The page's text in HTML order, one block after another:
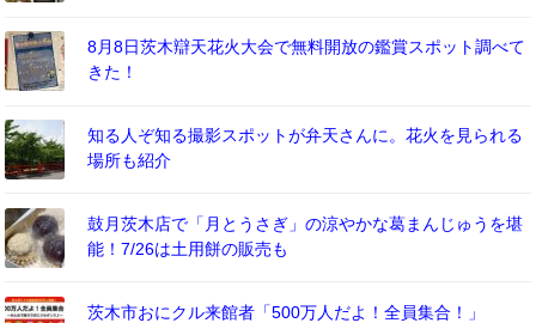
8月8日茨木辯天花火大会で無料開放の鑑賞スポット調べて
きた！
知る人ぞ知る撮影スポットが弁天さんに。花火を見られる
場所も紹介
鼓月茨木店で「月とうさぎ」の涼やかな葛まんじゅうを堪
能！7/26は土用餅の販売も
茨木市おにクル来館者「500万人だよ！全員集合！」